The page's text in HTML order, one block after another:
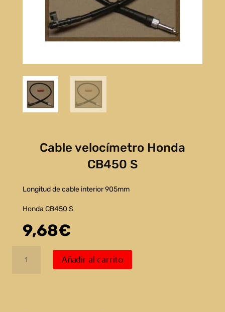
Cable velocímetro Honda
CB450 S
Longitud de cable interior 905mm
Honda CB450 S
9,68€
velocímetro
Añadir al carrito